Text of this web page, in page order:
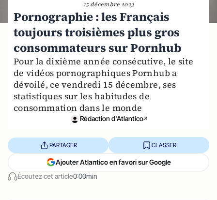
15 décembre 2023
Pornographie : les Français
toujours troisièmes plus gros
consommateurs sur Pornhub
Pour la dixième année consécutive, le site
de vidéos pornographiques Pornhub a
dévoilé, ce vendredi 15 décembre, ses
statistiques sur les habitudes de
consommation dans le monde
Rédaction d'Atlantico
Écoutez cet article0:00min
PARTAGER CLASSER
Ajouter Atlantico en favori sur Google